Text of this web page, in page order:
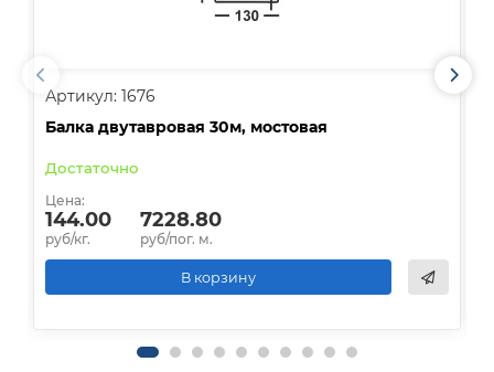
Артикул: 1676
Балка двутавровая 30м, мостовая
Достаточно
Цена:
144.00
руб/кг.
7228.80
руб/пог. м.
В корзину